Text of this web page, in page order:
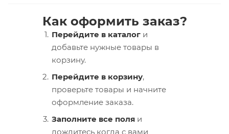
Как оформить заказ?
Перейдите в каталог и
добавьте нужные товары в
корзину.
Перейдите в корзину,
проверьте товары и начните
оформление заказа.
Заполните все поля и
дождитесь когда с вами